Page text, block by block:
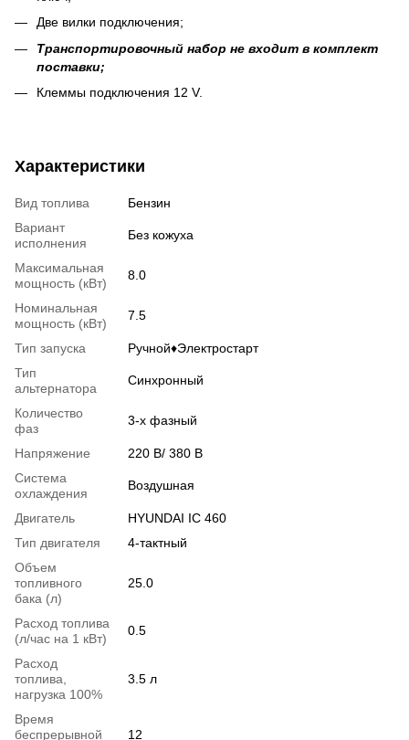
Две вилки подключения;
Транспортировочный набор не входит в комплект
поставки;
Клеммы подключения 12 V.
Характеристики
Вид топлива
Бензин
Вариант
исполнения
Без кожуха
Максимальная
мощность (кВт)
8.0
Номинальная
мощность (кВт)
7.5
Тип запуска
Ручной♦Электростарт
Тип
альтернатора
Синхронный
Количество
фаз
3-х фазный
Напряжение
220 В/ 380 В
Система
охлаждения
Воздушная
Двигатель
HYUNDAI IC 460
Тип двигателя
4-тактный
Объем
топливного
бака (л)
25.0
Расход топлива
(л/час на 1 кВт)
0.5
Расход
топлива,
нагрузка 100%
3.5 л
Время
беспрерывной
12